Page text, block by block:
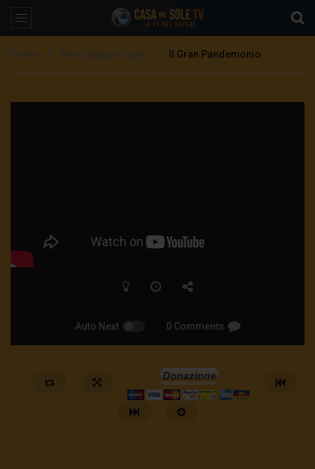
Il Gran Pandemonio
Auto Next 0 Comments